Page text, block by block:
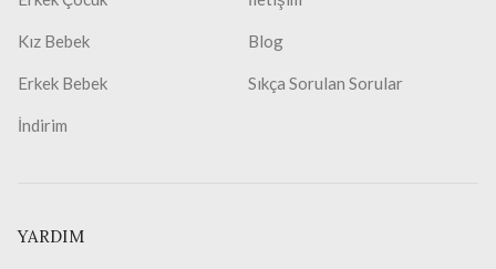
Kız Bebek
Erkek Bebek
İndirim
Blog
Sıkça Sorulan Sorular
YARDIM